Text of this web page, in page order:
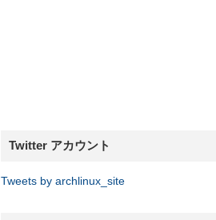
Twitter アカウント
Tweets by archlinux_site